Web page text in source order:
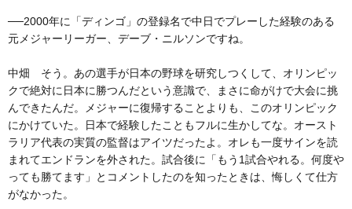
──2000年に「ディンゴ」の登録名で中日でプレーした経験のある
元メジャーリーガー、デーブ・ニルソンですね。
中畑 そう。あの選手が日本の野球を研究しつくして、オリンピッ
クで絶対に日本に勝つんだという意識で、まさに命がけで大会に挑
んできたんだ。メジャーに復帰することよりも、このオリンピック
にかけていた。日本で経験したこともフルに生かしてな。オースト
ラリア代表の実質の監督はアイツだったよ。オレも一度サインを読
まれてエンドランを外された。試合後に「もう1試合やれる。何度や
っても勝てます」とコメントしたのを知ったときは、悔しくて仕方
がなかった。